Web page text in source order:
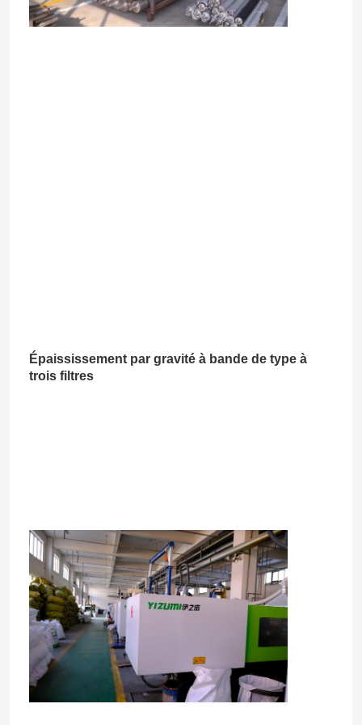
Maison
Épaississement par gravité à bande de type à
trois filtres